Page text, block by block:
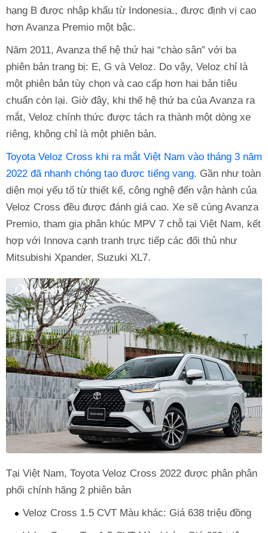
hạng B được nhập khẩu từ Indonesia., được định vị cao
hơn Avanza Premio một bậc.
Năm 2011, Avanza thế hệ thứ hai “chào sân” với ba
phiên bản trang bị: E, G và Veloz. Do vậy, Veloz chỉ là
một phiên bản tùy chọn và cao cấp hơn hai bản tiêu
chuẩn còn lại. Giờ đây, khi thế hệ thứ ba của Avanza ra
mắt, Veloz chính thức được tách ra thành một dòng xe
riêng, không chỉ là một phiên bản.
Toyota Veloz Cross khi ra mắt Việt Nam vào tháng 3 năm
2022 đã nhanh chóng tạo được tiếng vang. Gần như toàn
diện mọi yếu tố từ thiết kế, công nghệ đến vận hành của
Veloz Cross đều được đánh giá cao. Xe sẽ cùng Avanza
Premio, tham gia phân khúc MPV 7 chỗ tại Việt Nam, kết
hợp với Innova cạnh tranh trực tiếp các đối thủ như
Mitsubishi Xpander, Suzuki XL7.
Tại Việt Nam, Toyota Veloz Cross 2022 được phân phân
phối chính hãng 2 phiên bản
Veloz Cross 1.5 CVT Màu khác: Giá 638 triệu đồng